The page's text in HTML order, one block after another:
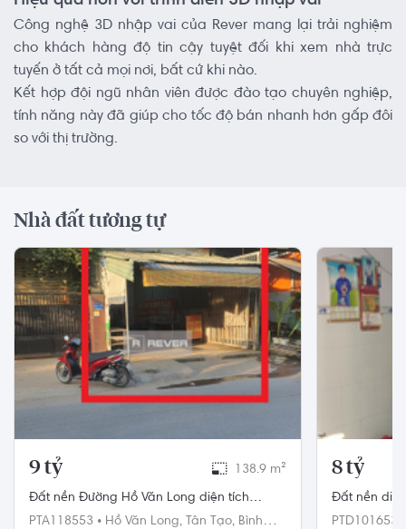
Công nghệ 3D nhập vai của Rever mang lại trải nghiệm
cho khách hàng độ tin cậy tuyệt đối khi xem nhà trực
tuyến ở tất cả mọi nơi, bất cứ khi nào.
Kết hợp đội ngũ nhân viên được đào tạo chuyên nghiệp,
tính năng này đã giúp cho tốc độ bán nhanh hơn gấp đôi
so với thị trường.
Nhà đất tương tự
9 tỷ 138.9 m²
Đất nền Đường Hồ Văn Long diện tích
138.9m² hướng tây nam pháp lý sổ hồng.
PTA118553 • Hồ Văn Long, Tân Tạo, Bình
8 tỷ
Đất nền
trên đất
PTD101653